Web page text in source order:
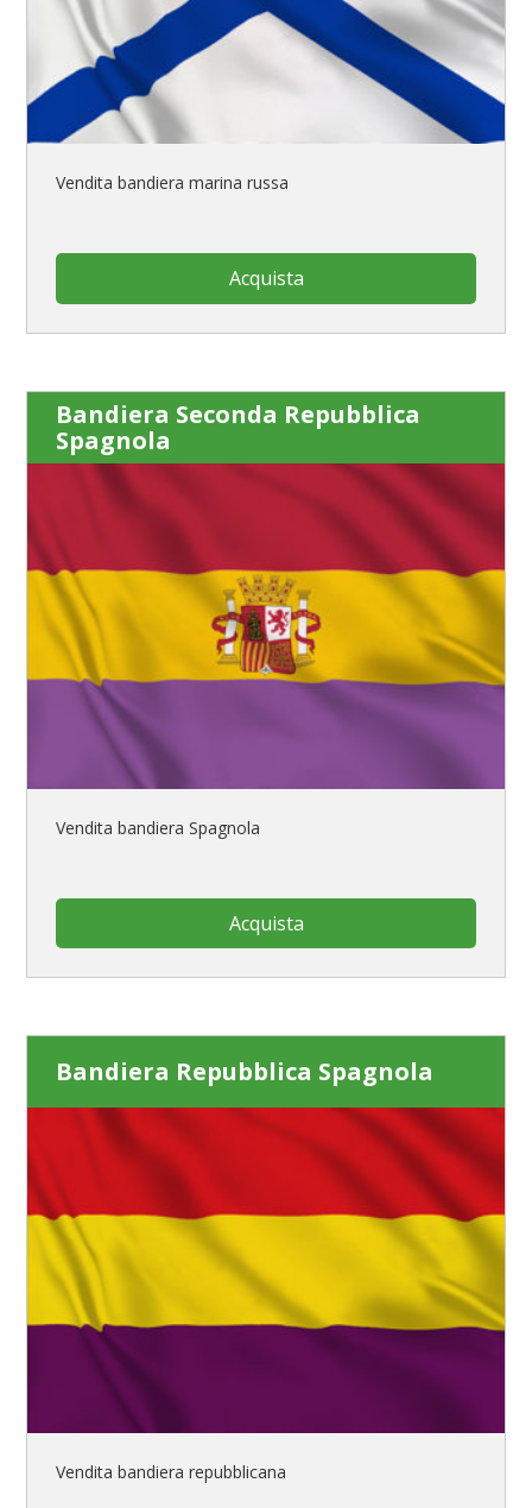
Vendita bandiera marina russa
Acquista
Bandiera Seconda Repubblica
Spagnola
Vendita bandiera Spagnola
Acquista
Bandiera Repubblica Spagnola
Vendita bandiera repubblicana